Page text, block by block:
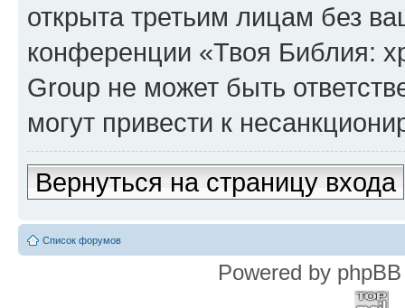
открыта третьим лицам без
конференции «Твоя Библия:
Group не может быть
могут привести к
Вернуться на страницу входа
Список форумов
Powered by